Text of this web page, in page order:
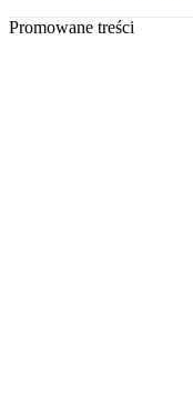
Promowane treści